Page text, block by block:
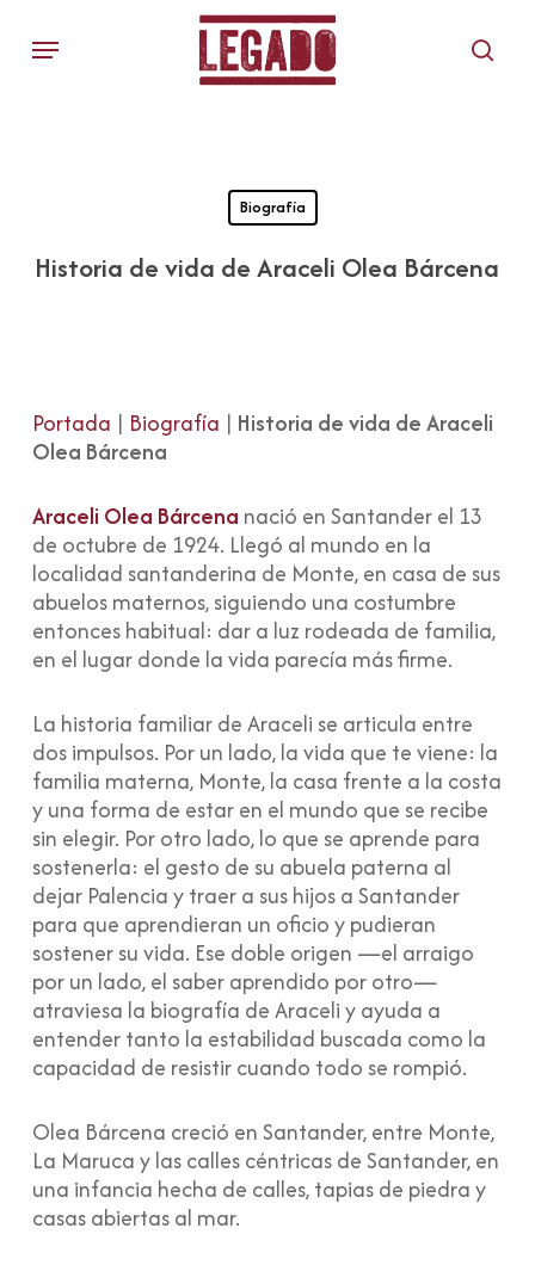
Menu
Biografía
Historia de vida de Araceli Olea Bárcena
Portada | Biografía | Historia de vida de Araceli
Olea Bárcena
Araceli Olea Bárcena nació en Santander el 13
de octubre de 1924. Llegó al mundo en la
localidad santanderina de Monte, en casa de sus
abuelos maternos, siguiendo una costumbre
entonces habitual: dar a luz rodeada de familia,
en el lugar donde la vida parecía más firme.
La historia familiar de Araceli se articula entre
dos impulsos. Por un lado, la vida que te viene: la
familia materna, Monte, la casa frente a la costa
y una forma de estar en el mundo que se recibe
sin elegir. Por otro lado, lo que se aprende para
sostenerla: el gesto de su abuela paterna al
dejar Palencia y traer a sus hijos a Santander
para que aprendieran un oficio y pudieran
sostener su vida. Ese doble origen —el arraigo
por un lado, el saber aprendido por otro—
atraviesa la biografía de Araceli y ayuda a
entender tanto la estabilidad buscada como la
capacidad de resistir cuando todo se rompió.
Olea Bárcena creció en Santander, entre Monte,
La Maruca y las calles céntricas de Santander, en
una infancia hecha de calles, tapias de piedra y
casas abiertas al mar.